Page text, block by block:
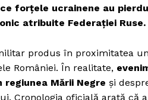
forțele ucrainene au
atribuite Federației Ruse.
produs în proximitatea
României. În realitate,
Mării Negre și
Cronologia oficială arată că